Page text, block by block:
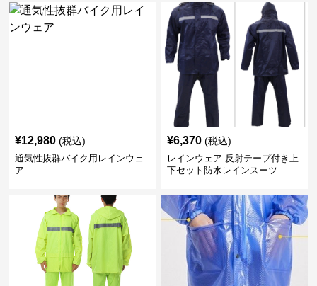
¥12,980 (税込)
通気性抜群バイク用レインウェ
ア
¥6,370 (税込)
レインウェア 反射テープ付き上
下セット防水レインスーツ